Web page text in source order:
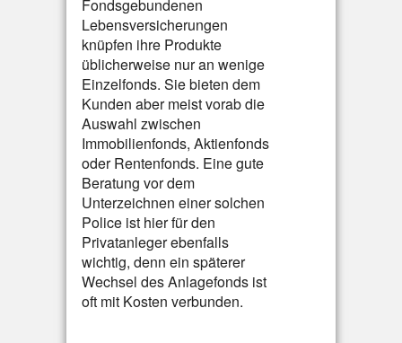
Fondsgebundenen
Lebensversicherungen
knüpfen ihre Produkte
üblicherweise nur an wenige
Einzelfonds. Sie bieten dem
Kunden aber meist vorab die
Auswahl zwischen
Immobilienfonds, Aktienfonds
oder Rentenfonds. Eine gute
Beratung vor dem
Unterzeichnen einer solchen
Police ist hier für den
Privatanleger ebenfalls
wichtig, denn ein späterer
Wechsel des Anlagefonds ist
oft mit Kosten verbunden.